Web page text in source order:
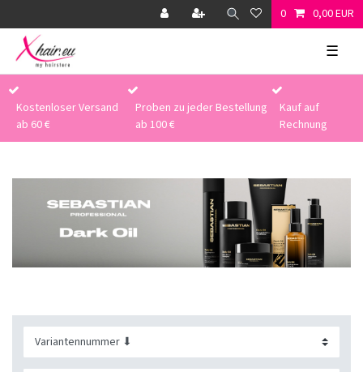
0 0,00 EUR
☰
Kostenloser Versand
ab 60 €
Proben zu jeder Bestellung
ab 100 €
Kauf auf
Rechnung